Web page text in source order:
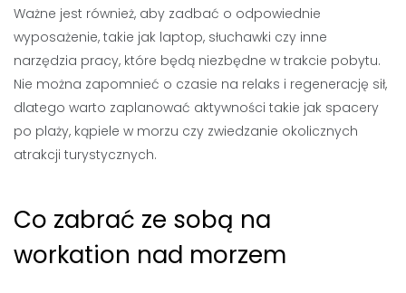
Ważne jest również, aby zadbać o odpowiednie
wyposażenie, takie jak laptop, słuchawki czy inne
narzędzia pracy, które będą niezbędne w trakcie pobytu.
Nie można zapomnieć o czasie na relaks i regenerację sił,
dlatego warto zaplanować aktywności takie jak spacery
po plaży, kąpiele w morzu czy zwiedzanie okolicznych
atrakcji turystycznych.
Co zabrać ze sobą na
workation nad morzem